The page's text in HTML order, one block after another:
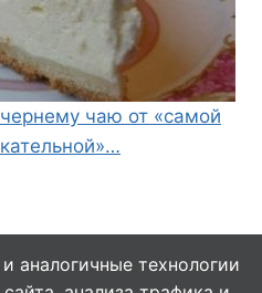
чаю от «самой
аналогичные технологии